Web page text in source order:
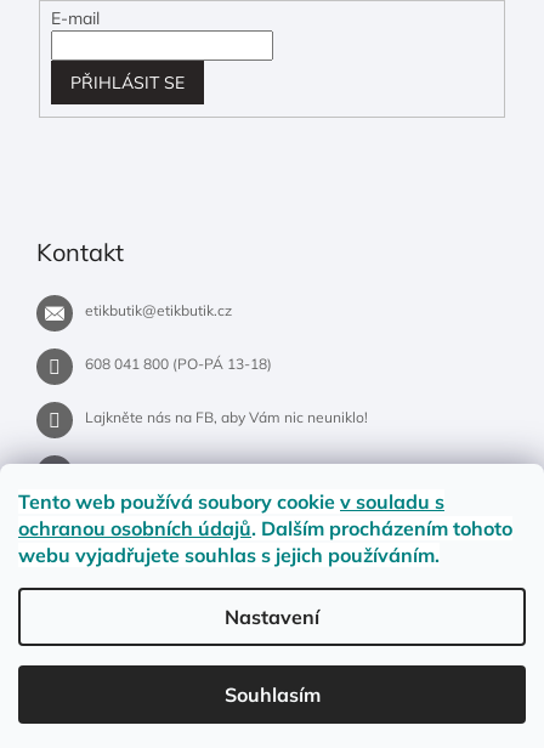
Tento web používá soubory cookie v souladu s
ochranou osobních údajů. Dalším procházením tohoto
webu vyjadřujete souhlas s jejich používáním.
Nastavení
Souhlasím
LETNÍ DOPRAVA ZDARMA pro objednávky nad 900,- na pobočky
E-mail
PŘIHLÁSIT SE
Kontakt
etikbutik@etikbutik.cz
608 041 800 (PO-PÁ 13-18)
Lajkněte nás na FB, aby Vám nic neuniklo!
Jak na vrácení nebo reklamaci?
Obchodní podmínky Ochrana osobních údajů